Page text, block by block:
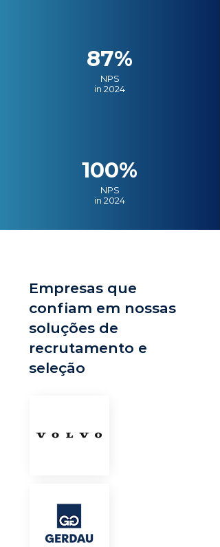
87%
NPS
in 2024
100%
NPS
in 2024
Empresas que
confiam em nossas
soluções de
recrutamento e
seleção